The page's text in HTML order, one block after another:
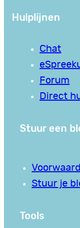
Hulplijnen
Chat
Forum
Direct
Stuur een
Stuur je
Tools